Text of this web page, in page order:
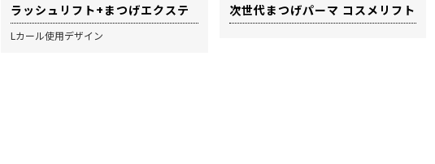
ラッシュリフト+まつげエクステ
Lカール使用デザイン
次世代まつげパーマ コスメリフト